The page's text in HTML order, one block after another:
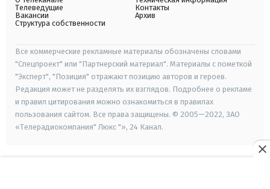
Телеведущие
Вакансии
Структура собственности
Контакты
Архив
Все коммерческие рекламные материалы обозначены словами
"Спецпроект" или "Партнерский материал". Материалы с пометкой
"Эксперт", "Позиция" отражают позицию авторов и героев.
Редакция может не разделять их взглядов. Подробнее о рекламе
и правил цитирования можно ознакомиться в правилах
пользования сайтом. Все права защищены. © 2005—2022, ЗАО
«Телерадиокомпания" Люкс "», 24 Канал.